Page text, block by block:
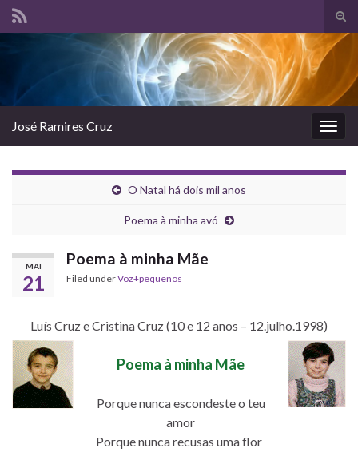
Search for:
José Ramires Cruz
O Natal há dois mil anos
Poema à minha avó
MAI
21
Poema à minha Mãe
Filed underVoz+pequenos
Luís Cruz e Cristina Cruz (10 e 12 anos – 12.julho.1998)
Poema à minha Mãe
Porque nunca escondeste o teu
amor
Porque nunca recusas uma flor